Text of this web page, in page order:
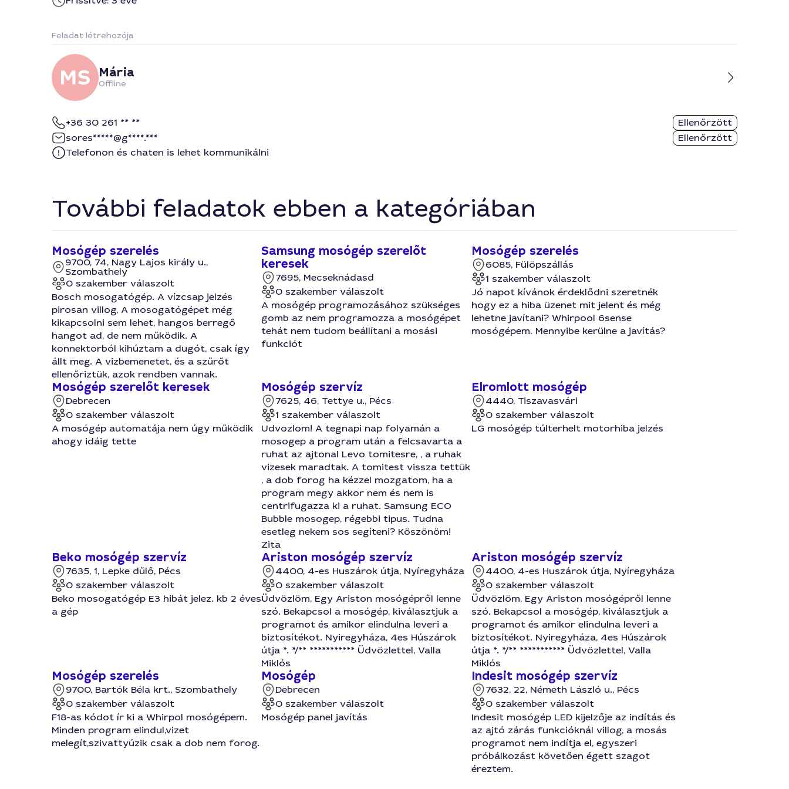
Feladat létrehozója
Mária
Offline
+36 30 261 ** **
Ellenőrzött
sores*****@g****.***
Ellenőrzött
Telefonon és chaten is lehet kommunikálni
További feladatok ebben a kategóriában
Mosógép szerelés
9700, 74, Nagy Lajos király u.,
Szombathely
0 szakember válaszolt
Bosch mosogatógép. A vízcsap jelzés
pirosan villog, A mosogatógépet még
kikapcsolni sem lehet, hangos berregő
hangot ad, de nem működik. A
konnektorból kihúztam a dugót, csak így
állt meg. A vizbemenetet, és a szűrőt
ellenőriztük, azok rendben vannak.
Samsung mosógép szerelőt
keresek
7695, Mecseknádasd
0 szakember válaszolt
A mosógép programozásához szükséges
gomb az nem programozza a mosógépet
tehát nem tudom beállítani a mosási
funkciót
Mosógép szerelés
6085, Fülöpszállás
1 szakember válaszolt
Jó napot kívánok érdeklődni szeretnék
hogy ez a hiba üzenet mit jelent és még
lehetne javítani? Whirpool 6sense
mosógépem. Mennyibe kerülne a javítás?
Mosógép szerelőt keresek
Debrecen
0 szakember válaszolt
A mosógép automatája nem úgy működik
ahogy idáig tette
Mosógép szervíz
7625, 46, Tettye u., Pécs
1 szakember válaszolt
Udvozlom! A tegnapi nap folyamán a
mosogep a program után a felcsavarta a
ruhat az ajtonal Levo tomitesre, , a ruhak
vizesek maradtak. A tomitest vissza tettük
, a dob forog ha kézzel mozgatom, ha a
program megy akkor nem és nem is
centrifugazza ki a ruhat. Samsung ECO
Bubble mosogep, régebbi tipus. Tudna
esetleg nekem sos segíteni? Köszönöm!
Zita
Elromlott mosógép
4440, Tiszavasvári
0 szakember válaszolt
LG mosógép túlterhelt motorhiba jelzés
Beko mosógép szervíz
7635, 1, Lepke dűlő, Pécs
0 szakember válaszolt
Beko mosogatógép E3 hibát jelez. kb 2 éves
a gép
Ariston mosógép szervíz
4400, 4-es Huszárok útja, Nyíregyháza
0 szakember válaszolt
Üdvözlöm, Egy Ariston mosógépről lenne
szó. Bekapcsol a mosógép, kiválasztjuk a
programot és amikor elindulna leveri a
biztosítékot. Nyiregyháza, 4es Húszárok
útja *. */** *********** Üdvözlettel, Valla
Miklós
Ariston mosógép szervíz
4400, 4-es Huszárok útja, Nyíregyháza
0 szakember válaszolt
Üdvözlöm, Egy Ariston mosógépről lenne
szó. Bekapcsol a mosógép, kiválasztjuk a
programot és amikor elindulna leveri a
biztosítékot. Nyiregyháza, 4es Húszárok
útja *. */** *********** Üdvözlettel, Valla
Miklós
Mosógép szerelés
9700, Bartók Béla krt., Szombathely
0 szakember válaszolt
F18-as kódot ír ki a Whirpol mosógépem.
Minden program elindul,vizet
melegít,szivattyúzik csak a dob nem forog.
Mosógép
Debrecen
0 szakember válaszolt
Mosógép panel javítás
Indesit mosógép szervíz
7632, 22, Németh László u., Pécs
0 szakember válaszolt
Indesit mosógép LED kijelzője az indítás és
az ajtó zárás funkcióknál villog, a mosás
programot nem indítja el, egyszeri
próbálkozást követően égett szagot
éreztem.